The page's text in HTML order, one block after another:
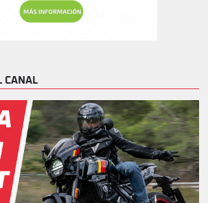
CANAL